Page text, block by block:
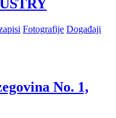
Fotografije Događaji
No. 1,